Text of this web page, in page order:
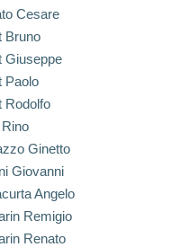
Cesare
Bruno
Giuseppe
Paolo
Rodolfo
Ginetto
Giovanni
Angelo
Remigio
Renato